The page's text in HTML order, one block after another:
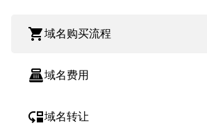
shopping_cart域名购买流程
point_of_sale域名费用
move_down域名转让